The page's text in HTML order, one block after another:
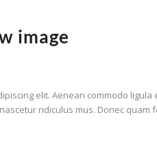
image
elit. Aenean commodo
ridiculus mus. Donec quam